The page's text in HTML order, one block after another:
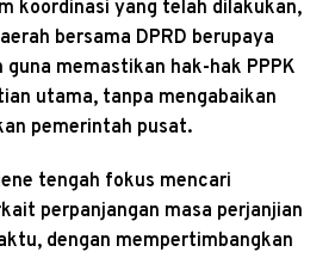
koordinasi yang telah dilakukan,
bersama DPRD berupaya
memastikan hak-hak PPPK
utama, tanpa mengabaikan
pemerintah pusat.
tengah fokus mencari
perpanjangan masa perjanjian
dengan mempertimbangkan